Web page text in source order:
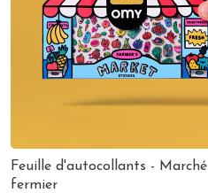
Feuille d'autocollants - Marché
fermier